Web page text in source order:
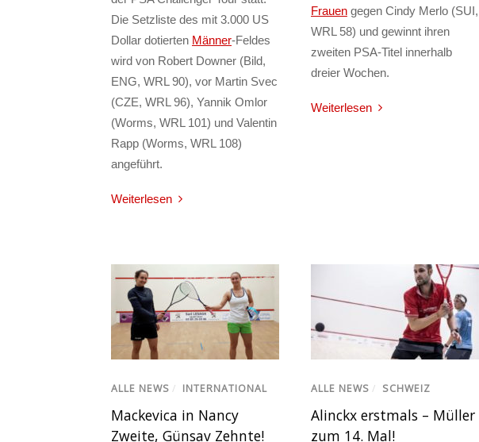
Die Setzliste des mit 3.000 US
Dollar dotierten Männer-Feldes
wird von Robert Downer (Bild,
ENG, WRL 90), vor Martin Svec
(CZE, WRL 96), Yannik Omlor
(Worms, WRL 101) und Valentin
Rapp (Worms, WRL 108)
angeführt.
Weiterlesen
Frauengegen Cindy Merlo (SUI,
WRL 58) und gewinnt ihren
zweiten PSA-Titel innerhalb
dreier Wochen.
Weiterlesen
ALLE NEWS / INTERNATIONAL
Mackevica in Nancy
Zweite, Günsav Zehnte!
ALLE NEWS / SCHWEIZ
Alinckx erstmals – Müller
zum 14. Mal!